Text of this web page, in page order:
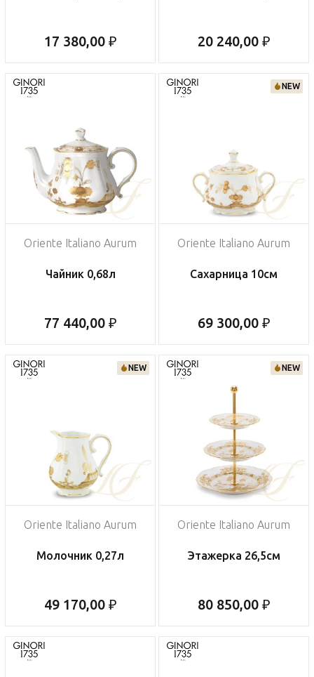
17 380,00 ₽ 20 240,00 ₽
Oriente Italiano Aurum
Чайник 0,68л
77 440,00 ₽
NEW
Oriente Italiano Aurum
Сахарница 10см
69 300,00 ₽
NEW
Oriente Italiano Aurum
Молочник 0,27л
49 170,00 ₽
NEW
Oriente Italiano Aurum
Этажерка 26,5см
80 850,00 ₽